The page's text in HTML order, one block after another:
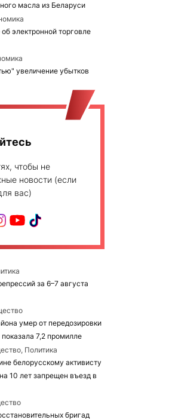
масла из Беларуси
электронной торговле
увеличение убытков
чтобы не
новости (если
вас)
за 6–7 августа
умер от передозировки
7,2 промилле
Политика
белорусскому активисту
10 лет запрещен въезд в
бригад